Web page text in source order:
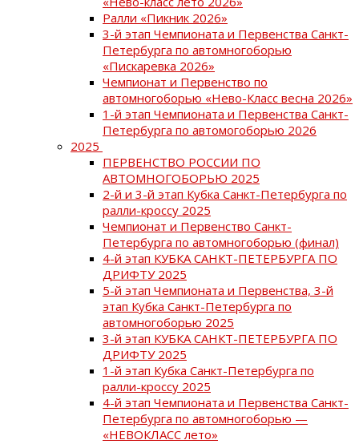
Ралли «Пикник 2026»
3-й этап Чемпионата и Первенства Санкт-
Петербурга по автомногоборью
«Пискаревка 2026»
Чемпионат и Первенство по
автомногоборью «Нево-Класс весна 2026»
1-й этап Чемпионата и Первенства Санкт-
Петербурга по автомогоборью 2026
2025
ПЕРВЕНСТВО РОССИИ ПО
АВТОМНОГОБОРЬЮ 2025
2-й и 3-й этап Кубка Санкт-Петербурга по
ралли-кроссу 2025
Чемпионат и Первенство Санкт-
Петербурга по автомногоборью (финал)
4-й этап КУБКА САНКТ-ПЕТЕРБУРГА ПО
ДРИФТУ 2025
5-й этап Чемпионата и Первенства, 3-й
этап Кубка Санкт-Петербурга по
автомногоборью 2025
3-й этап КУБКА САНКТ-ПЕТЕРБУРГА ПО
ДРИФТУ 2025
1-й этап Кубка Санкт-Петербурга по
ралли-кроссу 2025
4-й этап Чемпионата и Первенства Санкт-
Петербурга по автомногоборью —
«НЕВОКЛАСС лето»